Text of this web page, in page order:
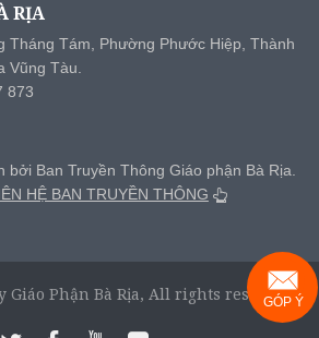
RỊA
Tháng Tám, Phường Phước Hiệp, Thành
Vũng Tàu.
873
Ban Truyền Thông Giáo phận Bà Rịa.
HỆ BAN TRUYỀN THÔNG
Giáo Phận Bà Rịa, All rights reserved.
GÓP Ý